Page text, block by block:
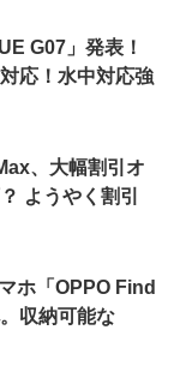
G07」発表！
応！水中対応強
、大幅割引オ
ようやく割引
ホ「OPPO Find
収納可能な